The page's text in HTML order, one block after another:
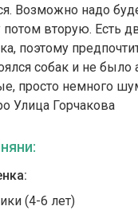
Возможно надо
потом вторую. Есть
поэтому
собак и не было
просто немного
Улица Горчакова
(4-6 лет)